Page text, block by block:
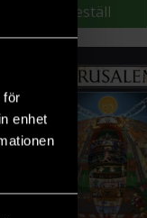
för
enhet
Beställ